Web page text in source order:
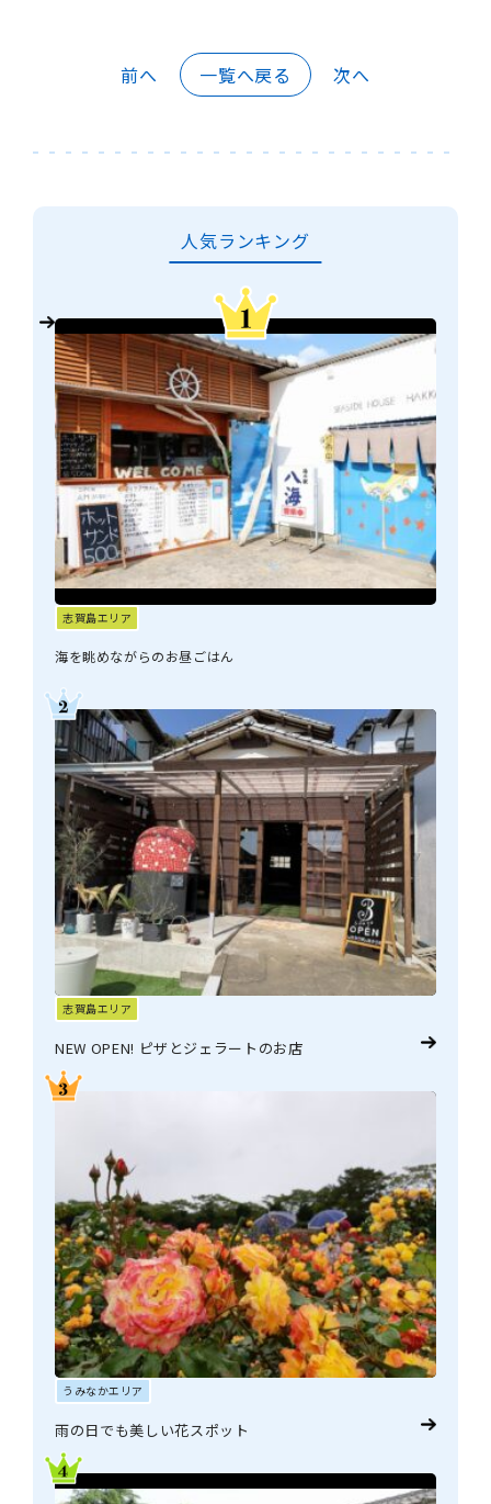
前へ 一覧へ戻る 次へ
人気ランキング
志賀島エリア
海を眺めながらのお昼ごはん
志賀島エリア
NEW OPEN! ピザとジェラートのお店
うみなかエリア
雨の日でも美しい花スポット